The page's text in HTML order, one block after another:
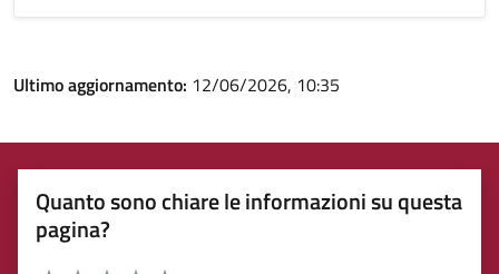
Ultimo aggiornamento: 12/06/2026, 10:35
Quanto sono chiare le informazioni su questa
pagina?